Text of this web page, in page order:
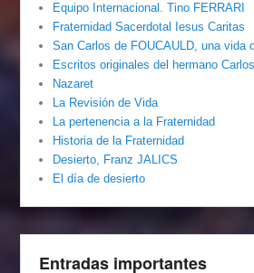
Equipo Internacional. Tino FERRARI
Fraternidad Sacerdotal Iesus Caritas
San Carlos de FOUCAULD, una vida
Escritos originales del hermano
Nazaret
La Revisión de Vida
La pertenencia a la Fraternidad
Historia de la Fraternidad
Desierto, Franz JALICS
El día de desierto
Entradas importantes